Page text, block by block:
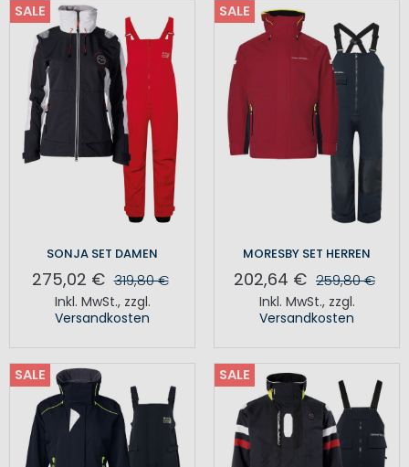
SALE
SONJA SET DAMEN
275,02 € 319,80 €
Inkl. MwSt., zzgl.
Versandkosten
SALE
MORESBY SET HERREN
202,64 € 259,80 €
Inkl. MwSt., zzgl.
Versandkosten
SALE SALE